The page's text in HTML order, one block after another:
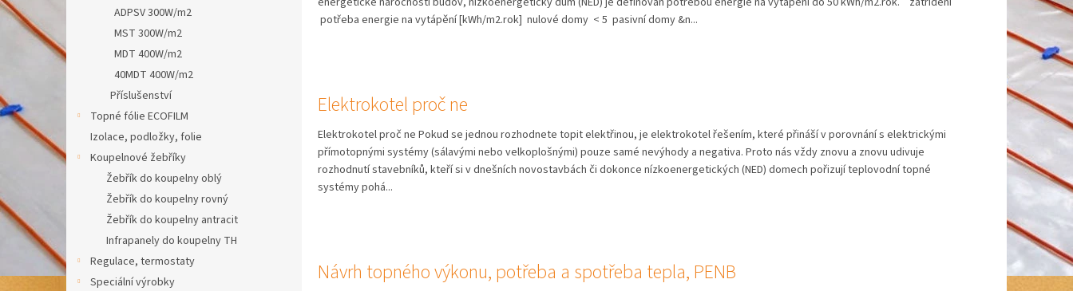
ADPSV 300W/m2
MST 300W/m2
MDT 400W/m2
40MDT 400W/m2
Příslušenství
Topné fólie ECOFILM
Izolace, podložky, folie
Koupelnové žebříky
Žebřík do koupelny oblý
Žebřík do koupelny rovný
Žebřík do koupelny antracit
Infrapanely do koupelny TH
Regulace, termostaty
Speciální výrobky
potřeba energie na vytápění [kWh/m2.rok] nulové domy < 5 pasivní domy &n...
Elektrokotel proč ne
Elektrokotel proč ne Pokud se jednou rozhodnete topit elektřinou, je elektrokotel řešením, které přináší v porovnání s elektrickými
přímotopnými systémy (sálavými nebo velkoplošnými) pouze samé nevýhody a negativa. Proto nás vždy znovu a znovu udivuje
rozhodnutí stavebníků, kteří si v dnešních novostavbách či dokonce nízkoenergetických (NED) domech pořizují teplovodní topné
systémy pohá...
Návrh topného výkonu, potřeba a spotřeba tepla, PENB